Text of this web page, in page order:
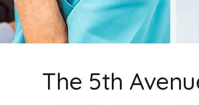
The 5th